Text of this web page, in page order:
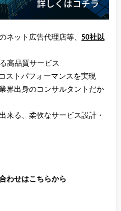
ネット広告代理店等、 50社以
高品質サービス
ストパフォーマンスを実現
界出身のコンサルタントだか
来る、柔軟なサービス設計・
わせはこちらから